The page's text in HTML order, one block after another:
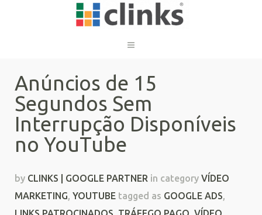
Anúncios de 15
Segundos Sem
Interrupção Disponíveis
no YouTube
by CLINKS | GOOGLE PARTNER in category VÍDEO
MARKETING, YOUTUBE tagged as GOOGLE ADS,